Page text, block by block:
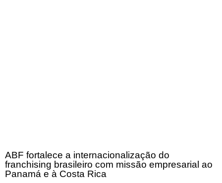
ABF fortalece a internacionalização do
franchising brasileiro com missão empresarial ao
Panamá e à Costa Rica